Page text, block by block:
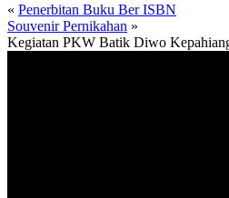
« Penerbitan Buku Ber ISBN
Souvenir Pernikahan »
Kegiatan PKW Batik Diwo